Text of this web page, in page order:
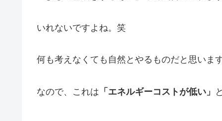
いれないですよね。笑
何も考えなくても自然とやるものだと思います
なので、これは 「エネルギーコストが低い」